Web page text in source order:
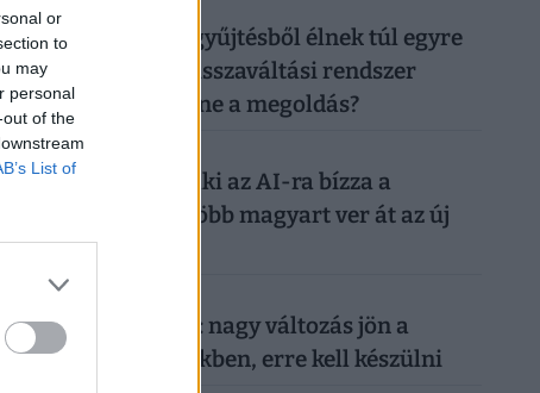
or
to
may
personal
of the
List of
2026. augusztus 6.
50 forintos palackgyűjtésből élnek túl egyre
többen: tényleg a visszaváltási rendszer
megszüntetése lenne a megoldás?
2026. augusztus 7.
Nagyon ráfázhat, aki az AI-ra bízza a
nyaralását: egyre több magyart ver át az új
digitális trend
2026. augusztus 7.
Döntött a kormány: nagy változás jön a
háziorvosi rendelőkben, erre kell készülni